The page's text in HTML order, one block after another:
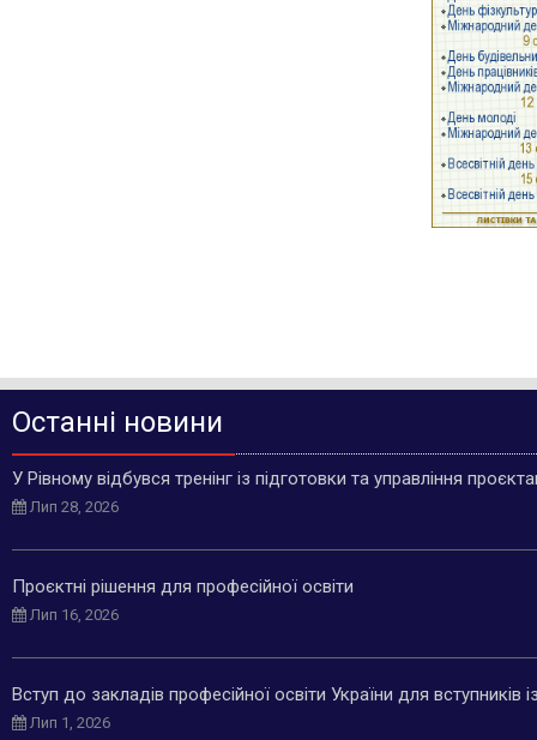
Останні новини
У Рівному відбувся тренінг із підготовки та управління
Лип 28, 2026
Проєктні рішення для професійної освіти
Лип 16, 2026
Вступ до закладів професійної освіти України для
Лип 1, 2026